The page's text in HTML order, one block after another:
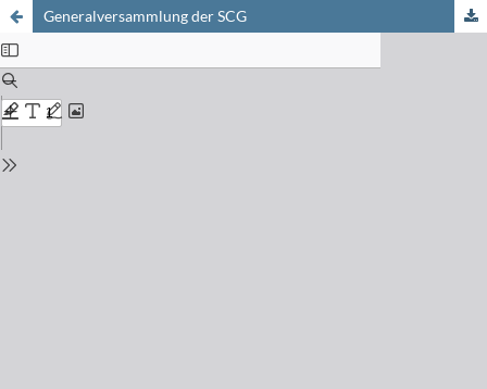
Generalversammlung der SCG